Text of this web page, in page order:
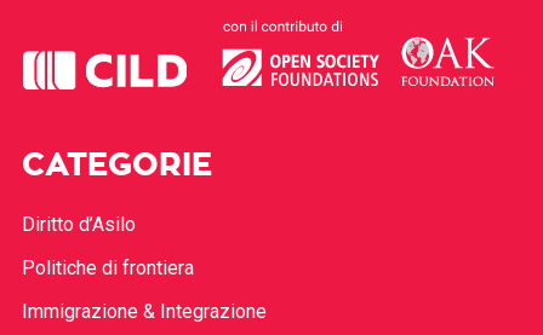
CATEGORIE
Diritto d’Asilo
Politiche di frontiera
Immigrazione & Integrazione